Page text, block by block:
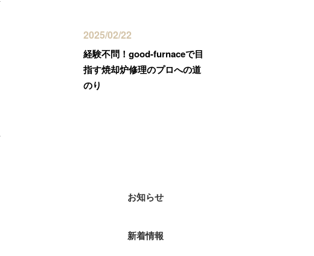
2025/02/22
経験不問！good-furnaceで目
指す焼却炉修理のプロへの道
のり
お知らせ
新着情報